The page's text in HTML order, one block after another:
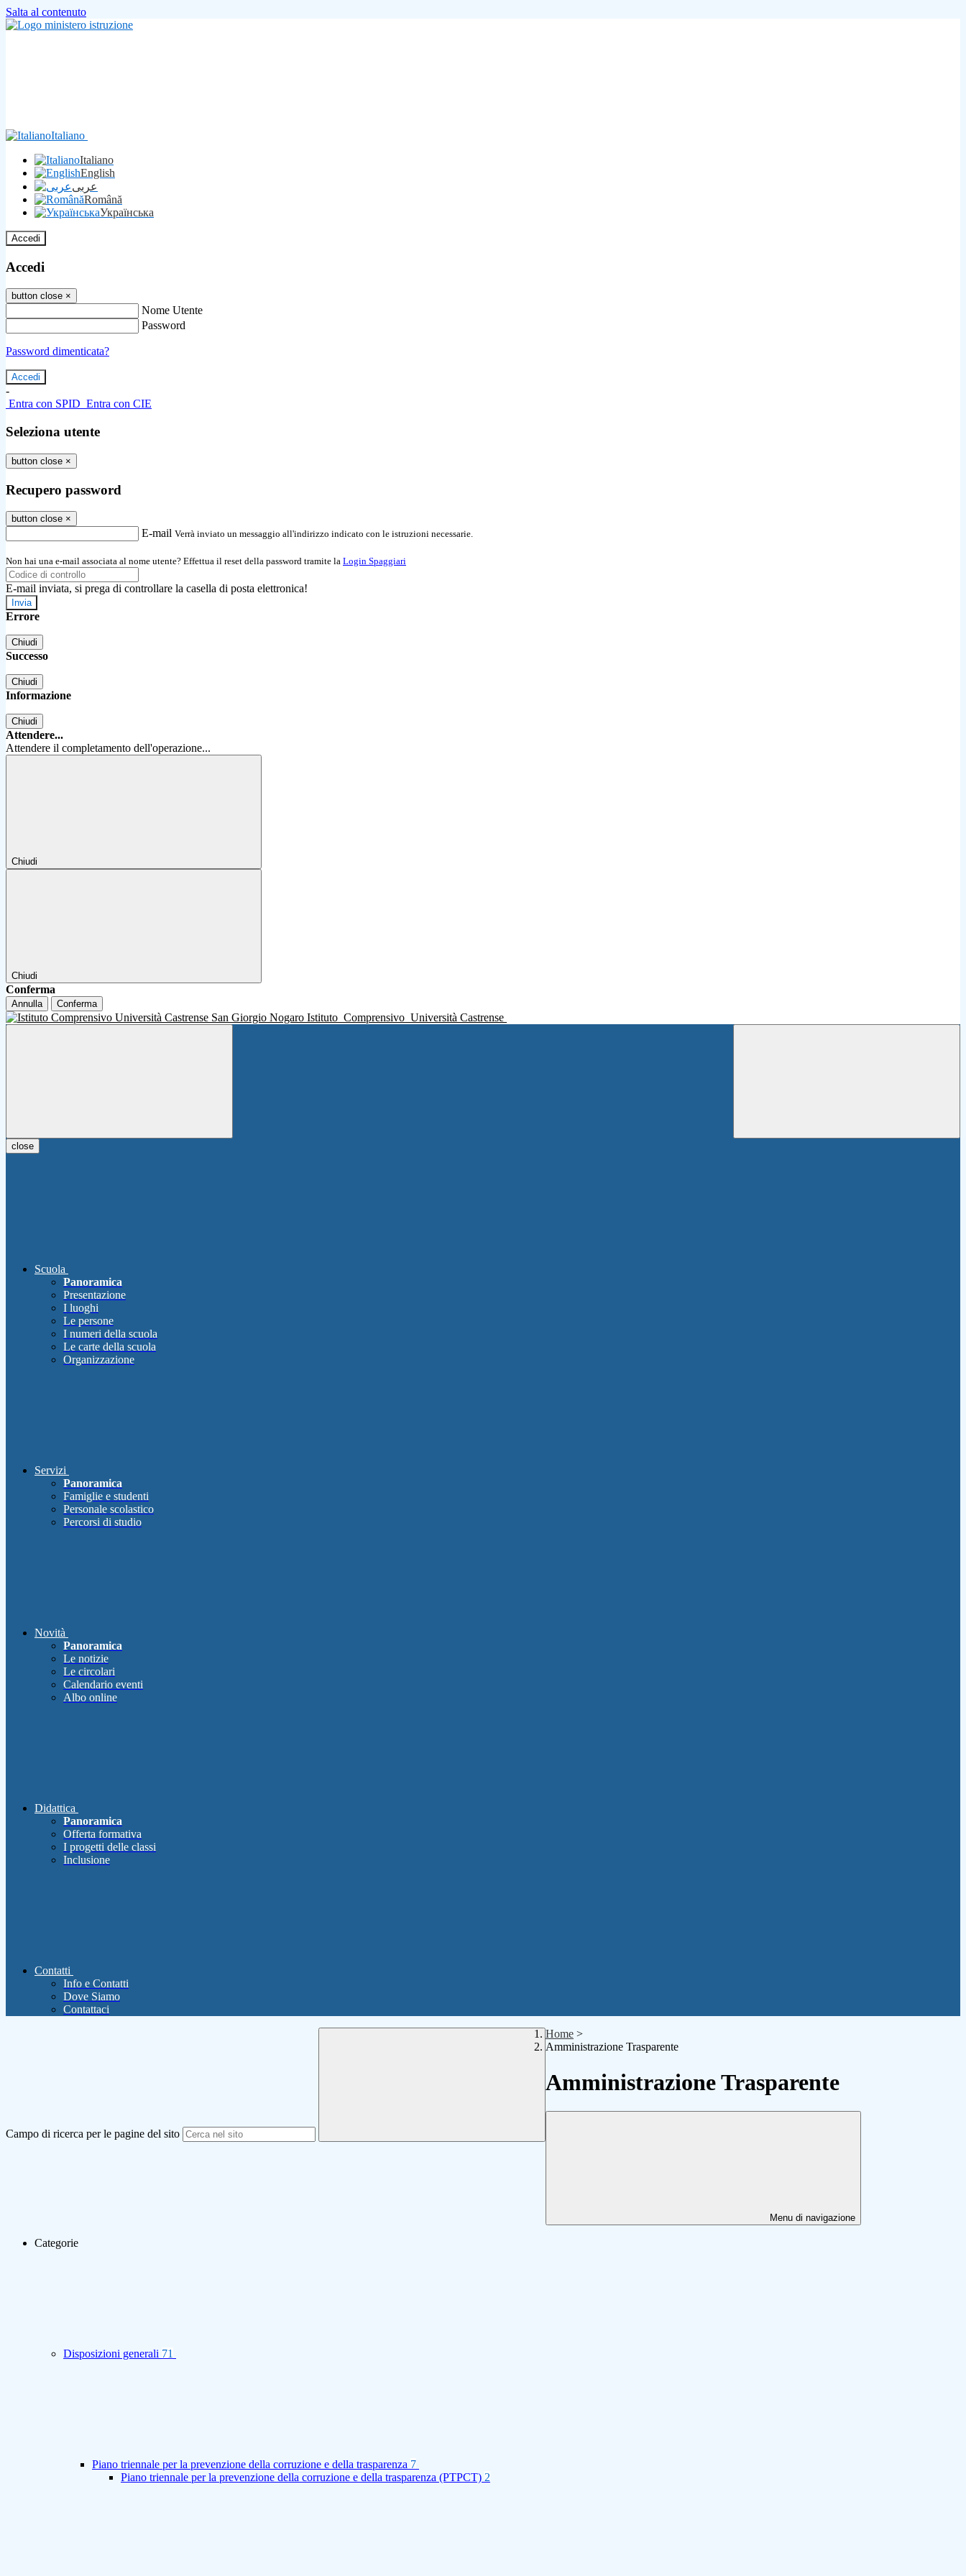
Salta al contenuto
Italiano
Italiano
English
عربى
Română
Українська
Accedi
Accedi
button close ×
Nome Utente
Password
Password dimenticata?
-
Entra con SPID Entra con CIE
Seleziona utente
button close ×
Recupero password
button close ×
E-mail Verrà inviato un messaggio all'indirizzo indicato con le istruzioni necessarie.
Non hai una e-mail associata al nome utente? Effettua il reset della password tramite la Login Spaggiari
E-mail inviata, si prega di controllare la casella di posta elettronica!
Errore
Chiudi
Successo
Chiudi
Informazione
Chiudi
Attendere...
Attendere il completamento dell'operazione...
Chiudi
Chiudi
Conferma
Annulla Conferma
Istituto Comprensivo Università Castrense
close
Scuola
Panoramica
Presentazione
I luoghi
Le persone
I numeri della scuola
Le carte della scuola
Organizzazione
Servizi
Panoramica
Famiglie e studenti
Personale scolastico
Percorsi di studio
Novità
Panoramica
Le notizie
Le circolari
Calendario eventi
Albo online
Didattica
Panoramica
Offerta formativa
I progetti delle classi
Inclusione
Contatti
Info e Contatti
Dove Siamo
Contattaci
Campo di ricerca per le pagine del sito
Home >
Amministrazione Trasparente
Amministrazione Trasparente
Menu di navigazione
Categorie
Disposizioni generali 71
Piano triennale per la prevenzione della corruzione e della trasparenza 7
Piano triennale per la prevenzione della corruzione e della trasparenza (PTPCT) 2